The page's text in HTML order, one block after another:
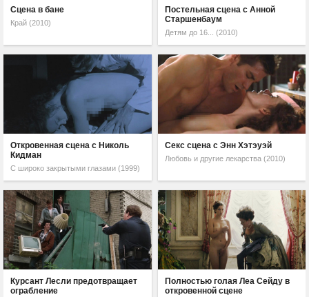
Сцена в бане
Край (2010)
Постельная сцена с Анной
Старшенбаум
Детям до 16... (2010)
Откровенная сцена с Николь
Кидман
С широко закрытыми глазами (1999)
Секс сцена с Энн Хэтэуэй
Любовь и другие лекарства (2010)
Курсант Лесли предотвращает
ограбление
Полностью голая Леа Сейду в
откровенной сцене